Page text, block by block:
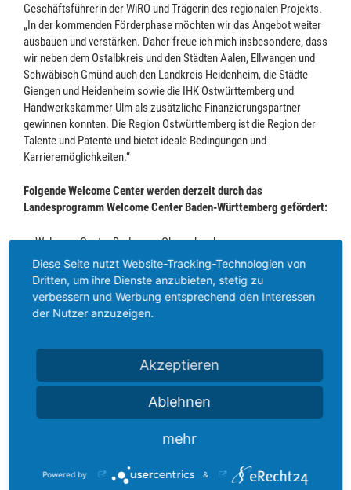
Geschäftsführerin der WiRO und Trägerin des regionalen Projekts.
„In der kommenden Förderphase möchten wir das Angebot weiter
ausbauen und verstärken. Daher freue ich mich insbesondere, dass
wir neben dem Ostalbkreis und den Städten Aalen, Ellwangen und
Schwäbisch Gmünd auch den Landkreis Heidenheim, die Städte
Giengen und Heidenheim sowie die IHK Ostwürttemberg und
Handwerkskammer Ulm als zusätzliche Finanzierungspartner
gewinnen konnten. Die Region Ostwürttemberg ist die Region der
Talente und Patente und bietet ideale Bedingungen und
Karrieremöglichkeiten.“
Folgende Welcome Center werden derzeit durch das
Landesprogramm Welcome Center Baden-Württemberg gefördert:
Welcome Center Bodensee-Oberschwaben
Welcome Center Heilbronn-Franken
Welcome Center Neckar-Alb
Welcome Center Nordschwarzwald
Welcome Center Rhein-Neckar
Welcome Center Schwarzwald-Baar-Heuberg
Welcome Center Südlicher Oberrhein
Welcome Center TechnologieRegion Karlsruhe
Welcome Center Ulm/Oberschwaben
Welcome Service Region Stuttgart
DOWNLOAD PRESSEMITTEILUNG (PDF)
: Ministerialdirektor Michael Kleiner überreicht
WiRO-Geschäftsführerin Nadine Kaiser den Zuwendungsbescheid
Diese Seite nutzt Website-Tracking-Technologien von
Dritten, um ihre Dienste anzubieten, stetig zu
verbessern und Werbung entsprechend den Interessen
der Nutzer anzuzeigen.
Akzeptieren
Ablehnen
mehr
Powered by &